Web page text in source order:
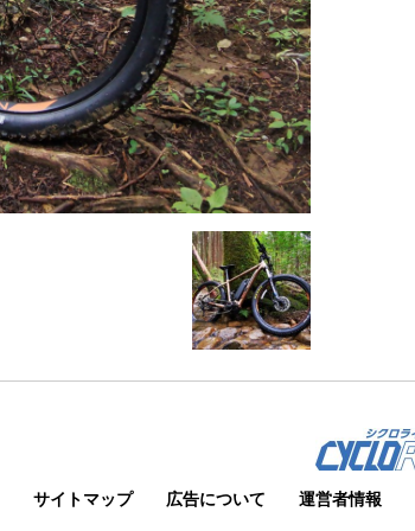
サイトマップ 広告について 運営者情報